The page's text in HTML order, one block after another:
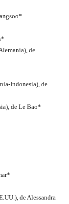
de
Indonesia), de
de Le Bao*
de Alessandra